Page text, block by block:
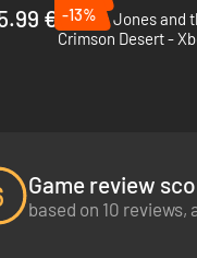
€ -13%
Crimson Desert -
Game review
based on 10